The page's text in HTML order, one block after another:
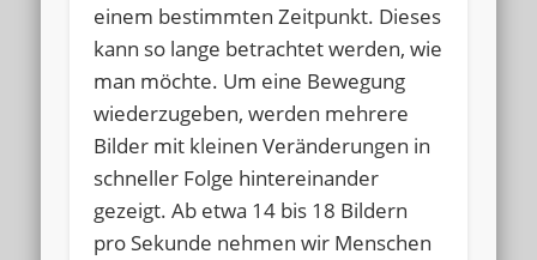
einem bestimmten Zeitpunkt. Dieses
kann so lange betrachtet werden, wie
man möchte. Um eine Bewegung
wiederzugeben, werden mehrere
Bilder mit kleinen Veränderungen in
schneller Folge hintereinander
gezeigt. Ab etwa 14 bis 18 Bildern
pro Sekunde nehmen wir Menschen